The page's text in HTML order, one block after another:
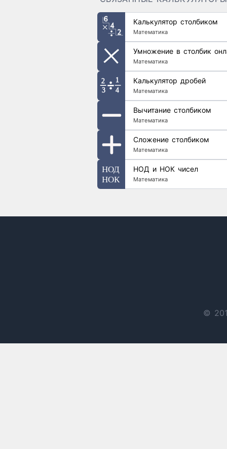
Калькулятор столбиком
Математика
Умножение в столбик
Математика
Калькулятор дробей
Математика
Вычитание столбиком
Математика
Сложение столбиком
Математика
НОД и НОК чисел
Математика
©